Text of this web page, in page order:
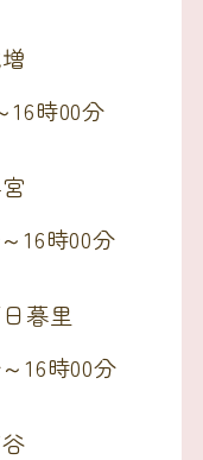
16時00分
16時00分
暮里
16時00分